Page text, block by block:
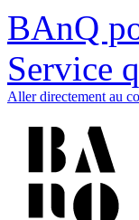
BAnQ
Service
Aller directement au